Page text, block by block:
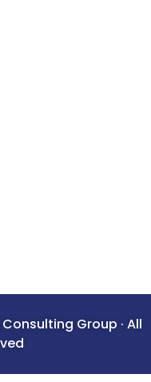
Group · All